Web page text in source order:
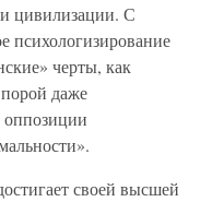
цивилизации. С
психологизирование
черты, как
даже
оппозиции
своей высшей